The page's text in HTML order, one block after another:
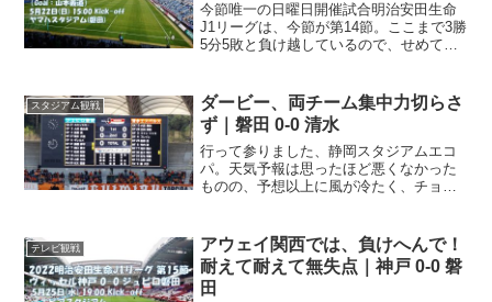
今節唯一の日曜日開催試合明治安田生命
J1リーグは、今節が第14節。ここまで3勝
5分5敗と負け越しているので、せめて、1
ム(磐田)にコンサドーレ札幌を迎え撃つ一
戦。スタ...
スタジアム観戦
ダービー、両チーム集中力切らさ
ず｜磐田 0-0 清水
行って参りました、静岡スタジアムエコ
パ。天気予報は思ったほど悪くなかった
ものの、予想以上に風が冷たく、チョッ
しらえ一緒に遠征した友人から貰ったの
は．．．厄除 法多山名物...
テレビ観戦
アウェイ関西では、負けへんで！
耐えて耐えて無失点｜神戸 0-0 磐
田